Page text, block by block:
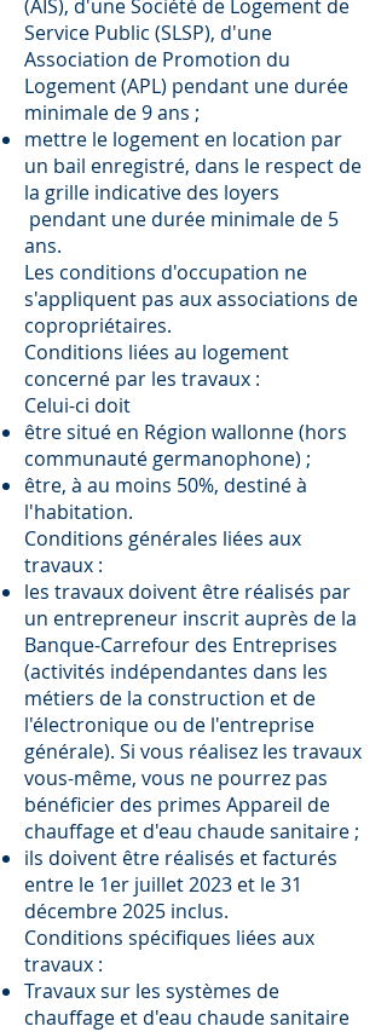
(AIS), d'une Société de Logement de
Service Public (SLSP), d'une
Association de Promotion du
Logement (APL) pendant une durée
minimale de 9 ans ;
mettre le logement en location par
un bail enregistré, dans le respect de
la grille indicative des loyers
pendant une durée minimale de 5
ans.
Les conditions d'occupation ne
s'appliquent pas aux associations de
copropriétaires.
Conditions liées au logement
concerné par les travaux :
Celui-ci doit
être situé en Région wallonne (hors
communauté germanophone) ;
être, à au moins 50%, destiné à
l'habitation.
Conditions générales liées aux
travaux :
les travaux doivent être réalisés par
un entrepreneur inscrit auprès de la
Banque-Carrefour des Entreprises
(activités indépendantes dans les
métiers de la construction et de
l'électronique ou de l'entreprise
générale). Si vous réalisez les travaux
vous-même, vous ne pourrez pas
bénéficier des primes Appareil de
chauffage et d'eau chaude sanitaire ;
ils doivent être réalisés et facturés
entre le 1er juillet 2023 et le 31
décembre 2025 inclus.
Conditions spécifiques liées aux
travaux :
Travaux sur les systèmes de
chauffage et d'eau chaude sanitaire